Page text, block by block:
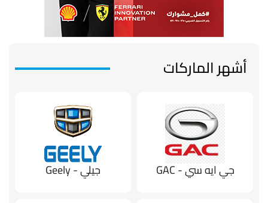
أشهر الماركات
جي ايه سي - GAC جيلي - Geely